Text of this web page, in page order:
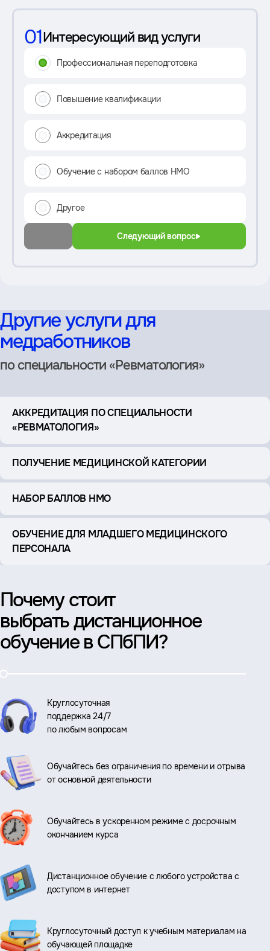
01Интересующий вид услуги
Профессиональная переподготовка
Повышение квалификации
Аккредитация
Обучение с набором баллов НМО
Другое
Следующий вопрос
Другие услуги для
медработников
по специальности «Ревматология»
АККРЕДИТАЦИЯ ПО СПЕЦИАЛЬНОСТИ
«РЕВМАТОЛОГИЯ»
ПОЛУЧЕНИЕ МЕДИЦИНСКОЙ КАТЕГОРИИ
НАБОР БАЛЛОВ НМО
ОБУЧЕНИЕ ДЛЯ МЛАДШЕГО МЕДИЦИНСКОГО
ПЕРСОНАЛА
Почему стоит
выбрать дистанционное
обучение в СПбПИ?
Круглосуточная
поддержка 24/7
по любым вопросам
Обучайтесь без ограничения по времени и отрыва
от основной деятельности
Обучайтесь в ускоренном режиме с досрочным
окончанием курса
Дистанционное обучение с любого устройства с
доступом в интернет
Круглосуточный доступ к учебным материалам на
обучающей площадке